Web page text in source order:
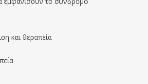
και θεραπεία